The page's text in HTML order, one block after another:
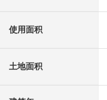
使用面积
土地面积